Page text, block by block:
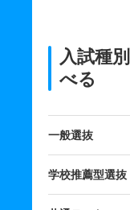
入試種
べる
一般選抜
学校推薦型選抜